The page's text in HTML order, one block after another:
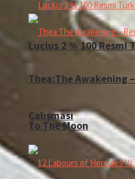
Lucius 2 % 100 Resmi
To The Moon
Thea:The Awakening
Çalışması